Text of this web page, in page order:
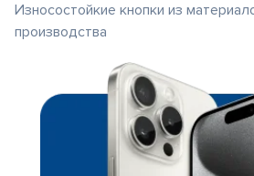
Износостойкие кнопки из
производства